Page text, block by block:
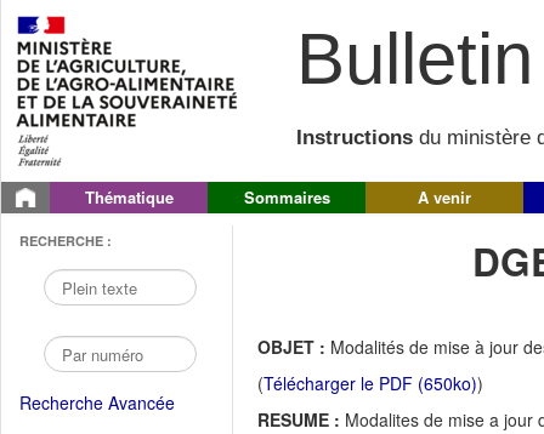
Instructions du ministère
Thématique Sommaires A venir
RECHERCHE :
Recherche Avancée
OBJET : Modalités de mise à jour
(Télécharger le PDF (650ko))
RESUME : Modalites de mise a jour